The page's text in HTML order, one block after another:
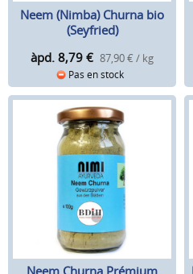
Neem (Nimba) Churna bio
(Seyfried)
àpd. 8,79 € 87,90 € / kg
Pas en stock